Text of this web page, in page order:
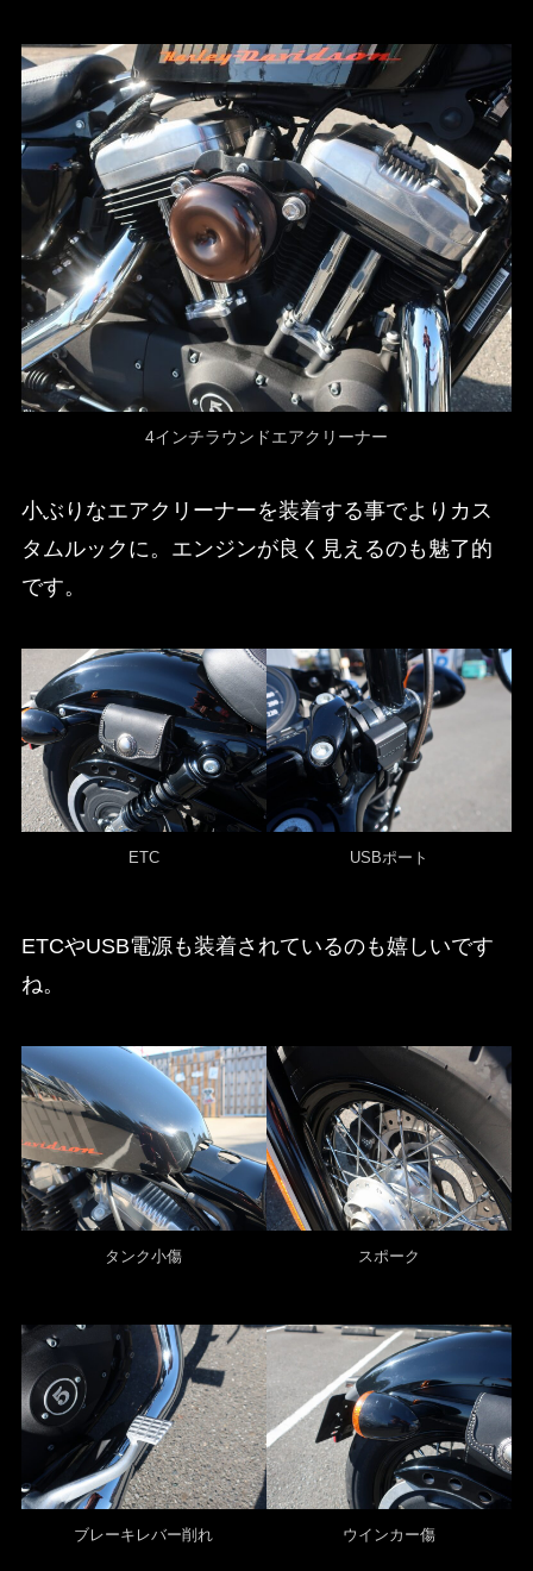
4インチラウンドエアクリーナー
小ぶりなエアクリーナーを装着する事でよりカス
タムルックに。エンジンが良く見えるのも魅了的
です。
ETC USBポート
ETCやUSB電源も装着されているのも嬉しいです
ね。
タンク小傷 スポーク
ブレーキレバー削れ ウインカー傷